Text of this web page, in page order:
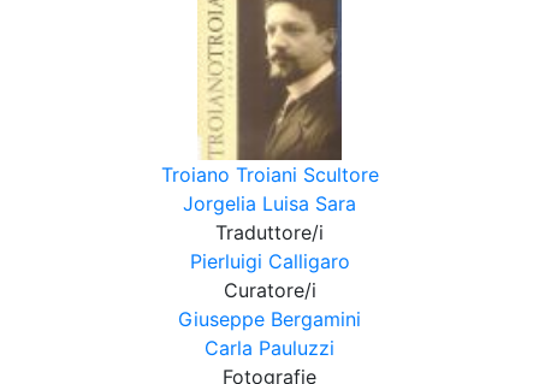
Troiano Troiani Scultore
Jorgelia Luisa Sara
Traduttore/i
Pierluigi Calligaro
Curatore/i
Giuseppe Bergamini
Carla Pauluzzi
Fotografie